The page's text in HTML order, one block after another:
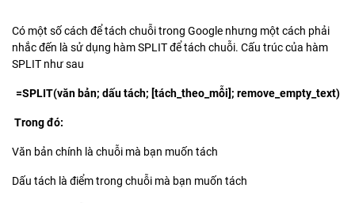
Có một số cách để tách chuỗi trong Google nhưng một cách phải
nhắc đến là sử dụng hàm SPLIT để tách chuỗi. Cấu trúc của hàm
SPLIT như sau
=SPLIT(văn bản; dấu tách; [tách_theo_mỗi]; remove_empty_text)
Trong đó:
Văn bản chính là chuỗi mà bạn muốn tách
Dấu tách là điểm trong chuỗi mà bạn muốn tách